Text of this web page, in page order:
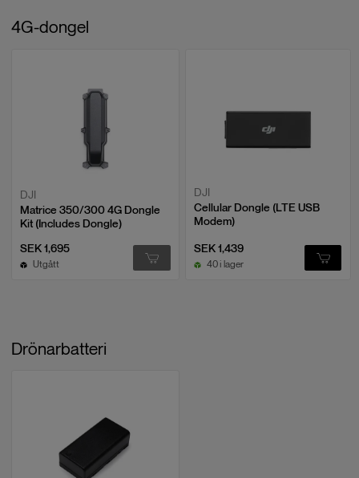
4G-dongel
DJI
Matrice 350/300 4G Dongle
Kit (Includes Dongle)
SEK 1,695
Utgått
DJI
Cellular Dongle (LTE USB
Modem)
SEK 1,439
40 i lager
Drönarbatteri